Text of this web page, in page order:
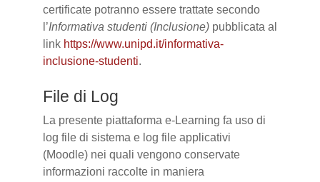
certificate potranno essere trattate secondo
l’Informativa studenti (Inclusione) pubblicata al
link https://www.unipd.it/informativa-
inclusione-studenti.
File di Log
La presente piattaforma e-Learning fa uso di
log file di sistema e log file applicativi
(Moodle) nei quali vengono conservate
informazioni raccolte in maniera